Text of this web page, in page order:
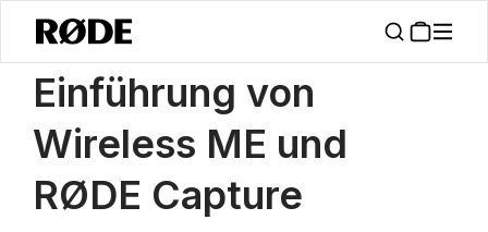
Nachrichten / Einführung Von Wireless ME Und RØDE Capture
Einführung von
Wireless ME und
RØDE Capture